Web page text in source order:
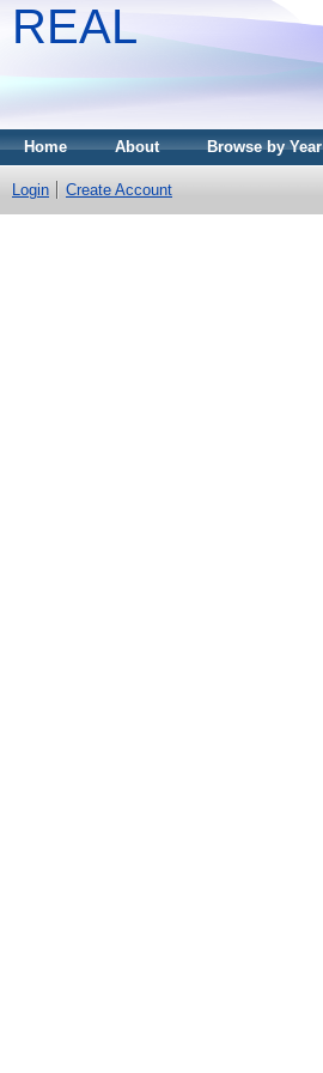
REAL
Home About Browse by Year
Login Create Account